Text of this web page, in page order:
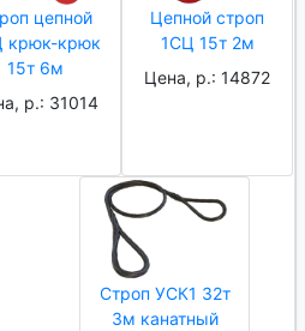
цепной
крюк-крюк
15т 6м
р.: 31014
Цепной строп
1СЦ 15т 2м
Цена, р.: 14872
Строп УСК1 32т
3м канатный